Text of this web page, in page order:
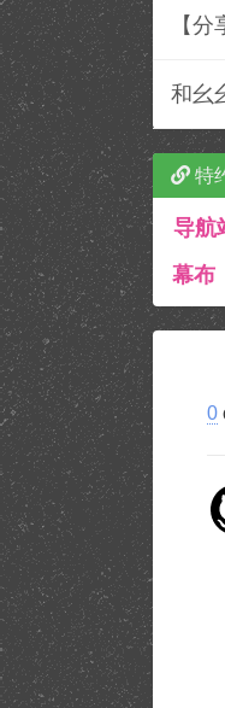
【
和幺
特
导航
幕布
0